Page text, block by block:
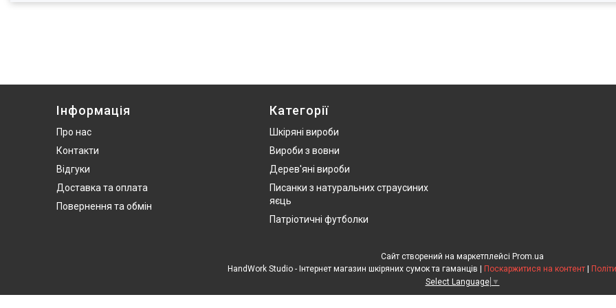
Інформація
Про нас
Контакти
Відгуки
Доставка та оплата
Повернення та обмін
Категорії
Шкіряні вироби
Вироби з вовни
Дерев'яні вироби
Писанки з натуральних страусиних
яєць
Патріотичні футболки
Сайт створений на маркетплейсі Prom.ua
HandWork Studio - Інтернет магазин шкіряних сумок та гаманців | Поскаржитися на контент |
Select Language ▼